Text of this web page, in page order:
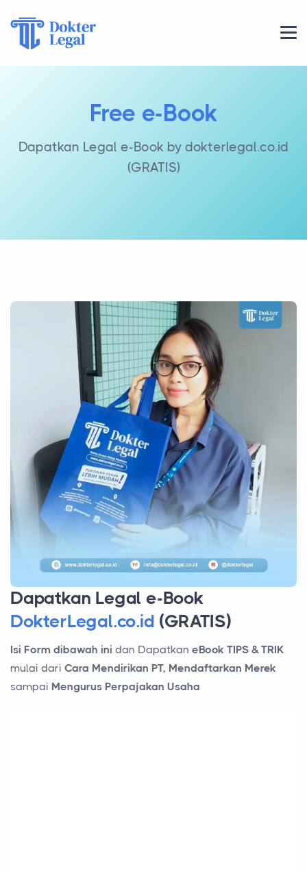
Free e-Book
Dapatkan Legal e-Book by dokterlegal.co.id
(GRATIS)
Dapatkan Legal e-Book
DokterLegal.co.id (GRATIS)
Isi Form dibawah ini dan Dapatkan eBook TIPS & TRIK
mulai dari Cara Mendirikan PT, Mendaftarkan Merek
sampai Mengurus Perpajakan Usaha